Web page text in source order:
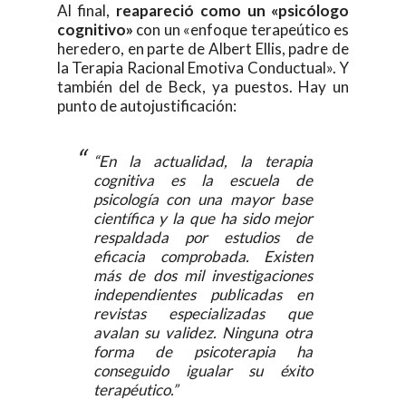
Al final, reapareció como un «psicólogo
cognitivo» con un «enfoque terapeútico es
heredero, en parte de Albert Ellis, padre de
la Terapia Racional Emotiva Conductual». Y
también del de Beck, ya puestos. Hay un
punto de autojustificación:
“En la actualidad, la terapia
cognitiva es la escuela de
psicología con una mayor base
científica y la que ha sido mejor
respaldada por estudios de
eficacia comprobada. Existen
más de dos mil investigaciones
independientes publicadas en
revistas especializadas que
avalan su validez. Ninguna otra
forma de psicoterapia ha
conseguido igualar su éxito
terapéutico.”